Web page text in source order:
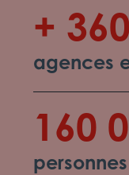
+ 360
agences
160